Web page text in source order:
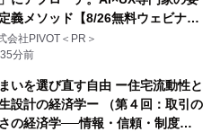
義メソッド【8/26無料ウェビナ
株式会社PIVOT
会社PIVOT＜PR＞
35分前
いを選び直す自由 ー住宅流動性と
設計の経済学ー （第４回：取引の
の経済学──情報・信頼・制度を